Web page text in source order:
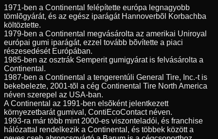
1971-ben a Continental felépítette európa legnagyobb
tömlõgyárát, és az egész iparágát Hannoverbõl Korbachba
költöztette.
1979-ben a Continental megvásárolta az amerikai Uniroyal
európai gumi iparágát, ezzel tovább bõvítette a piaci
részesedését Európában.
1985-ben az osztrák Semperit gumigyárat is felvásárolta a
Continental.
1987-ben a Continental a tengerentúli General Tire, Inc.-t is
bekebelezte, 2001-tõl a cég Continental Tire North America
néven szerepel az USA-ban.
A Continental az 1991-ben elsõként jelentkezett
környezetbarát gumival, ContiEcoContact néven.
1993-ra már több mint 2000-es viszonteladói, és franchise
hálózattal rendelkezik a Continental, és többek között a